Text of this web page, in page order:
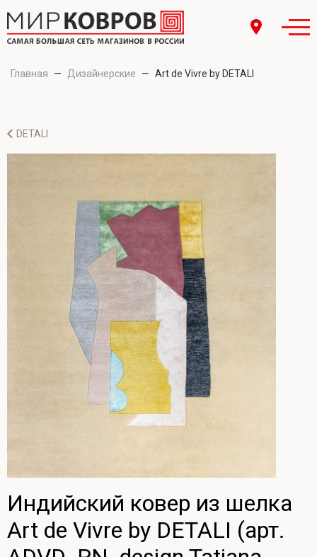
Главная — Дизайнерские — Art de Vivre by DETALI
DETALI
Индийский ковер из шелка
Art de Vivre by DETALI (арт.